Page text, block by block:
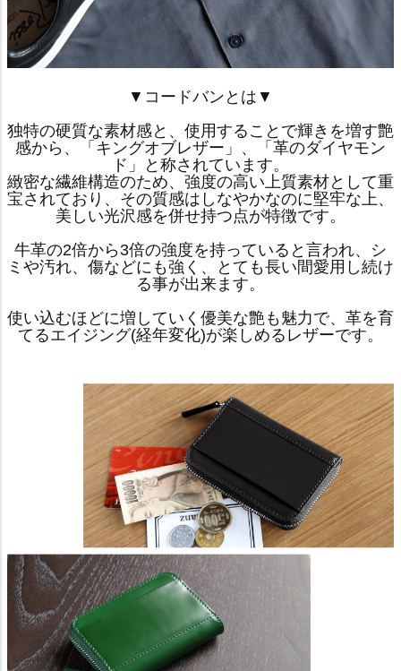
▼コードバンとは▼
独特の硬質な素材感と、使用することで輝きを増す艶
感から、「キングオブレザー」、「革のダイヤモン
ド」と称されています。
緻密な繊維構造のため、強度の高い上質素材として重
宝されており、その質感はしなやかなのに堅牢な上、
美しい光沢感を併せ持つ点が特徴です。
牛革の2倍から3倍の強度を持っていると言われ、シ
ミや汚れ、傷などにも強く、とても長い間愛用し続け
る事が出来ます。
使い込むほどに増していく優美な艶も魅力で、革を育
てるエイジング(経年変化)が楽しめるレザーです。